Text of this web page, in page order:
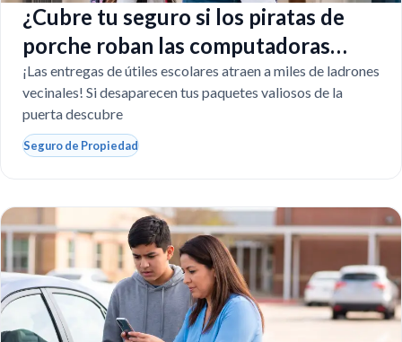
¿Cubre tu seguro si los piratas de
porche roban las computadoras
escolares?
¡Las entregas de útiles escolares atraen a miles de ladrones
vecinales! Si desaparecen tus paquetes valiosos de la
puerta descubre
Seguro de Propiedad